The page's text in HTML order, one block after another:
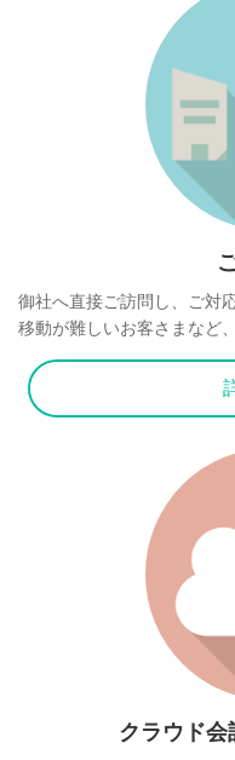
御社へ直接ご訪問し、ご対
移動が難しいお客さまなど
クラウド会